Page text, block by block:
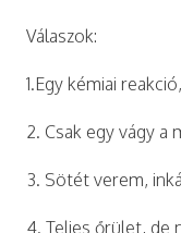
Válaszok:
1.Egy kémiai
2. Csak egy vágy a
3. Sötét verem,
4. Teljes őrület, de